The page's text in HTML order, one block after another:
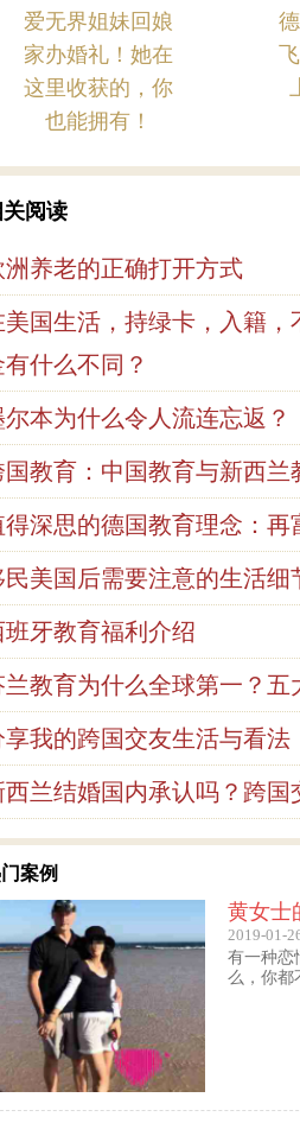
爱无界姐妹回娘
家办婚礼！她在
这里收获的，你
也能拥有！
阅读
洲养老的正确打开方式
美国生活，持绿卡，入籍
有什么不同？
尔本为什么令人流连忘返？
国教育：中国教育与新西兰
得深思的德国教育理念：再
民美国后需要注意的生活细
班牙教育福利介绍
兰教育为什么全球第一？五
享我的跨国交友生活与看法
西兰结婚国内承认吗？跨
案例
2019-01-
有一种恋
么，你都